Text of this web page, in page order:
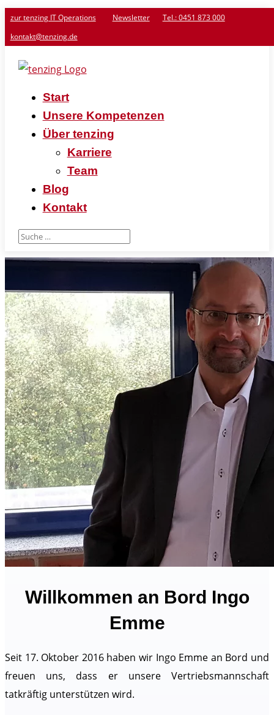
zur tenzing IT Operations Newsletter
Tel.: 0451 873 000
kontakt@tenzing.de
Start
Unsere Kompetenzen
Über tenzing
Karriere
Team
Blog
Kontakt
Willkommen an Bord Ingo
Emme
Seit 17. Oktober 2016 haben wir Ingo Emme an Bord und
freuen uns, dass er unsere Vertriebsmannschaft
tatkräftig unterstützen wird.